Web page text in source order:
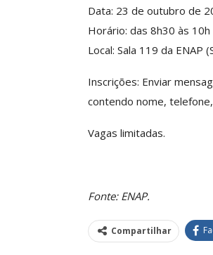
Data: 23 de outubro de
Horário: das 8h30 às 10h
Local: Sala 119 da ENAP
Inscrições: Enviar
contendo nome,
Vagas limitadas.
Fonte: ENAP.
Compartilhar